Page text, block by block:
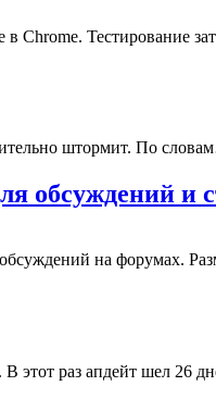
в Chrome. Тестирование
штормит. По
обсуждений и
на форумах.
В этот раз апдейт шел 26